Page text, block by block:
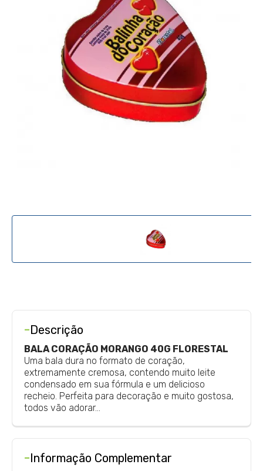
-Descrição
BALA CORAÇÃO MORANGO 40G FLORESTAL
Uma bala dura no formato de coração,
extremamente cremosa, contendo muito leite
condensado em sua fórmula e um delicioso
recheio. Perfeita para decoração e muito gostosa,
todos vão adorar…
-Informação Complementar